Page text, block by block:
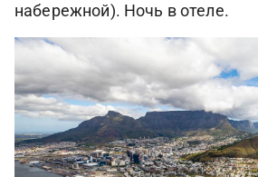
набережной). Ночь в отеле.